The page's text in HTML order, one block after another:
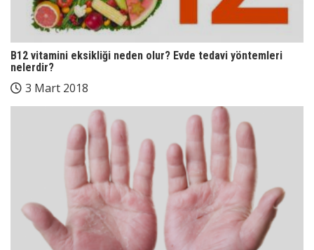
B12 vitamini eksikliği neden olur? Evde tedavi yöntemleri
nelerdir?
3 Mart 2018